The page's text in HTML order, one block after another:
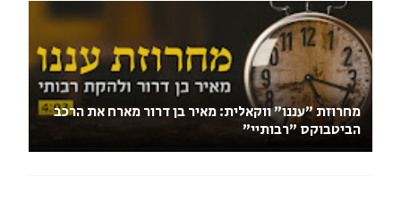
מחרוזת "עננו" ווקאלית: מאיר בן דרור מארח את הרכב
הביטבוקס "רבותיי"